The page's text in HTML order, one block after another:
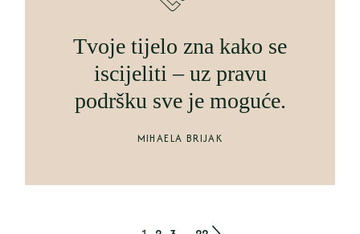
Tvoje tijelo zna kako se
iscijeliti – uz pravu
podršku sve je moguće.
MIHAELA BRIJAK